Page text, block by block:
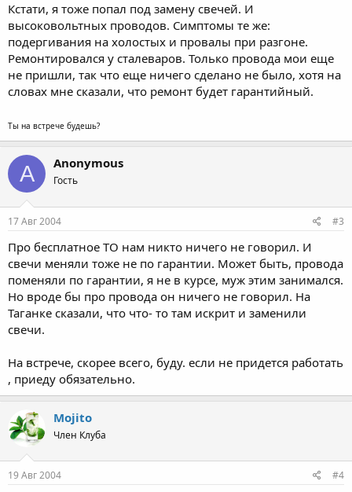
Кстати, я тоже попал под замену свечей. И
высоковольтных проводов. Симптомы те же:
подергивания на холостых и провалы при разгоне.
Ремонтировался у сталеваров. Только провода мои еще
не пришли, так что еще ничего сделано не было, хотя на
словах мне сказали, что ремонт будет гарантийный.
Ты на встрече будешь?
A Anonymous
Гость
17 Авг 2004 #3
Про бесплатное ТО нам никто ничего не говорил. И
свечи меняли тоже не по гарантии. Может быть, провода
поменяли по гарантии, я не в курсе, муж этим занимался.
Но вроде бы про провода он ничего не говорил. На
Таганке сказали, что что- то там искрит и заменили
свечи.
На встрече, скорее всего, буду. если не придется работать
, приеду обязательно.
Mojito
Член Клуба
19 Авг 2004 #4